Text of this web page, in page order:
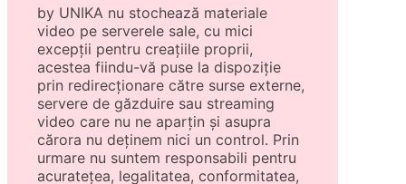
by UNIKA nu stochează materiale
video pe serverele sale, cu mici
excepții pentru creațiile proprii,
acestea fiindu-vă puse la dispoziție
prin redirecționare către surse externe,
servere de găzduire sau streaming
video care nu ne aparțin și asupra
cărora nu deținem nici un control. Prin
urmare nu suntem responsabili pentru
acuratețea, legalitatea, conformitatea,